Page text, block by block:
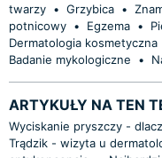
twarzy • Grzybica •
potnicowy • Egzema •
Dermatologia kosmetyczna
Badanie mykologiczne
•
ARTYKUŁY NA TEN
Wyciskanie pryszczy -
Trądzik - wizyta u